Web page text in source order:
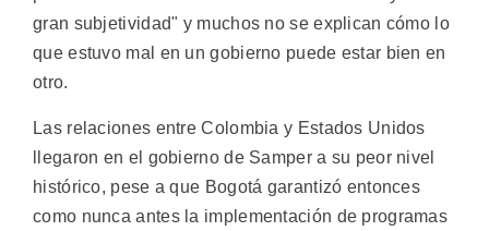
gran subjetividad" y muchos no se explican cómo lo
que estuvo mal en un gobierno puede estar bien en
otro.
Las relaciones entre Colombia y Estados Unidos
llegaron en el gobierno de Samper a su peor nivel
histórico, pese a que Bogotá garantizó entonces
como nunca antes la implementación de programas